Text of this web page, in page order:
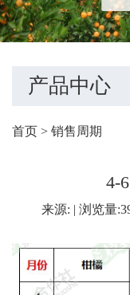
产品中心
首页 > 销售周期
4-
来源: | 浏览量